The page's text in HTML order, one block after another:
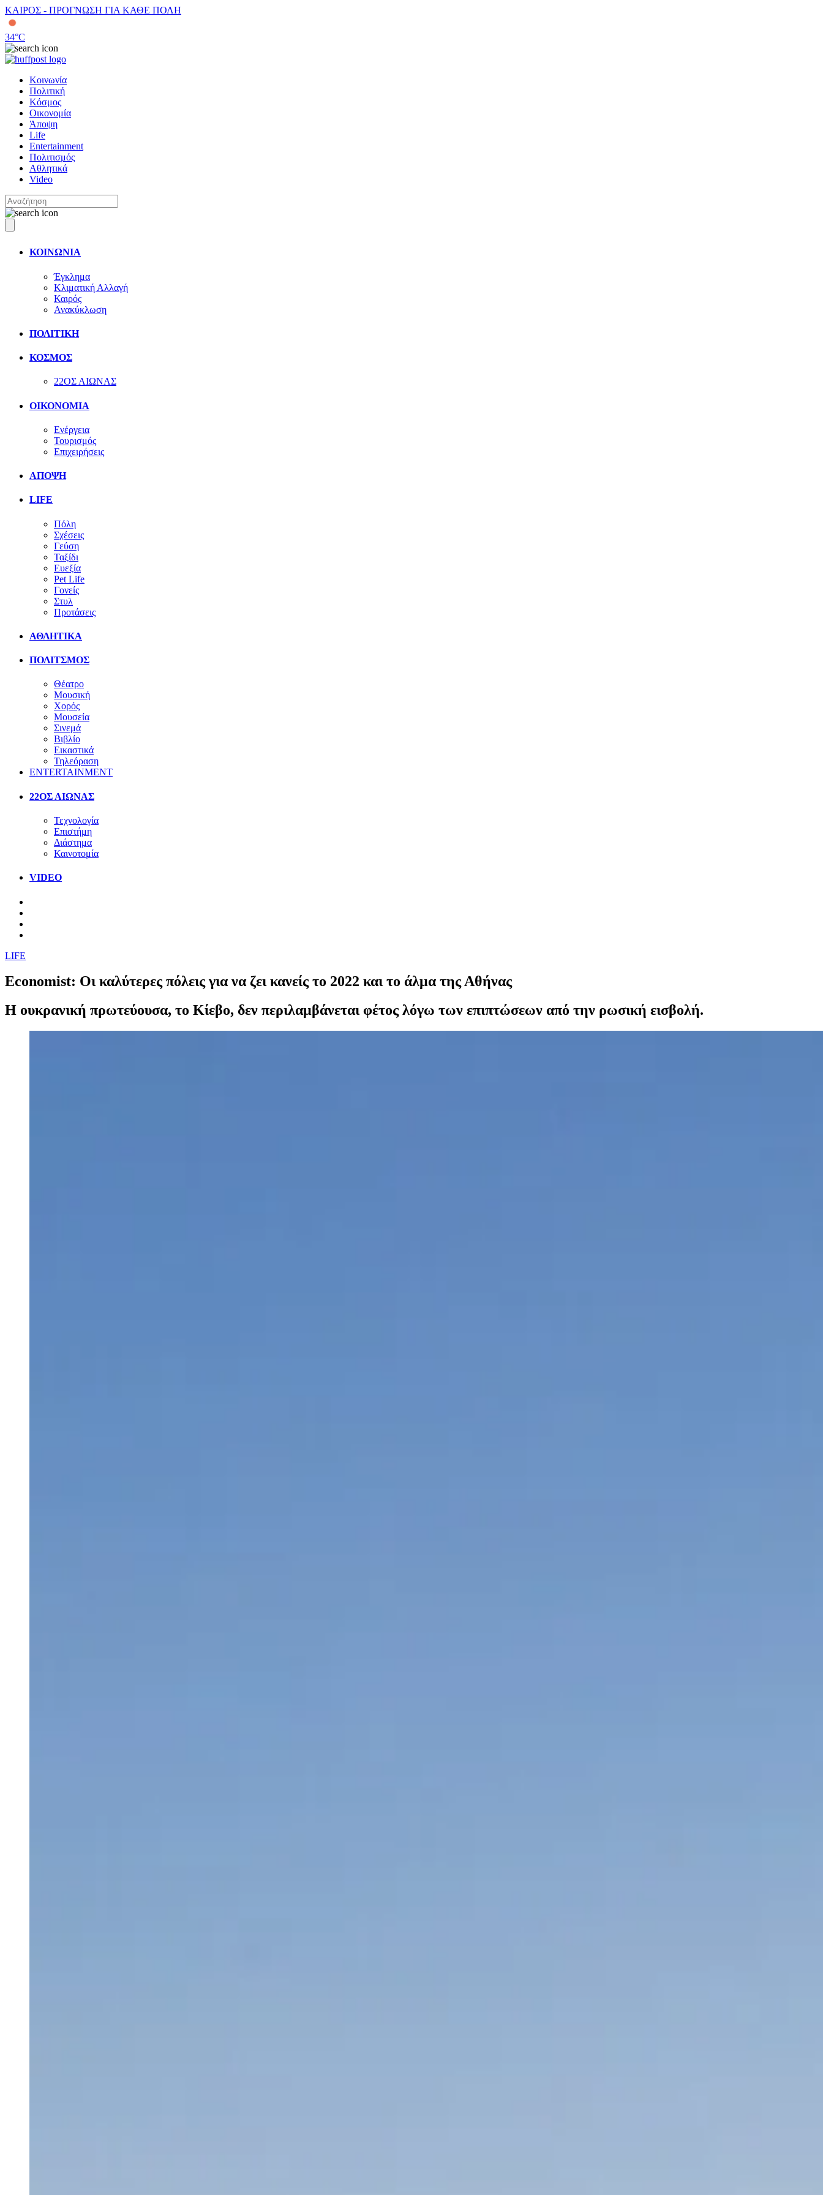
ΚΑΙΡΟΣ - ΠΡΟΓΝΩΣΗ ΓΙΑ ΚΑΘΕ ΠΟΛΗ
34°C
Κοινωνία
Πολιτική
Κόσμος
Οικονομία
Άποψη
Life
Entertainment
Πολιτισμός
Αθλητικά
Video
ΚΟΙΝΩΝΙΑ
Έγκλημα
Κλιματική Αλλαγή
Καιρός
Ανακύκλωση
ΠΟΛΙΤΙΚΗ
ΚΟΣΜΟΣ
22ΟΣ ΑΙΩΝΑΣ
ΟΙΚΟΝΟΜΙΑ
Ενέργεια
Τουρισμός
Επιχειρήσεις
ΑΠΟΨΗ
LIFE
Πόλη
Σχέσεις
Γεύση
Ταξίδι
Ευεξία
Pet Life
Γονείς
Στυλ
Προτάσεις
ΑΘΛΗΤΙΚΑ
ΠΟΛΙΤΣΜΟΣ
Θέατρο
Μουσική
Χορός
Μουσεία
Σινεμά
Βιβλίο
Εικαστικά
Τηλεόραση
ENTERTAINMENT
22ΟΣ ΑΙΩΝΑΣ
Τεχνολογία
Επιστήμη
Διάστημα
Καινοτομία
VIDEO
LIFE
Economist: Οι καλύτερες πόλεις για να ζει κανείς το 2022 και το άλμα της Αθήνας
Η ουκρανική πρωτεύουσα, το Κίεβο, δεν περιλαμβάνεται φέτος λόγω των επιπτώσεων από την ρωσική εισβολή.